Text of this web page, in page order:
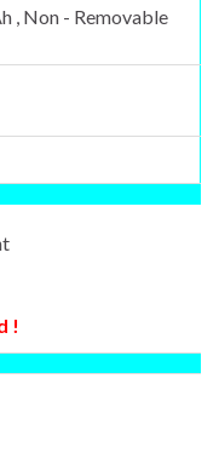
, Non - Removable
!